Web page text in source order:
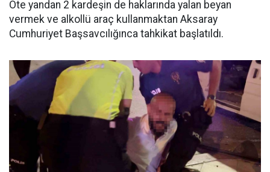
Öte yandan 2 kardeşin de haklarında yalan beyan
vermek ve alkollü araç kullanmaktan Aksaray
Cumhuriyet Başsavcılığınca tahkikat başlatıldı.